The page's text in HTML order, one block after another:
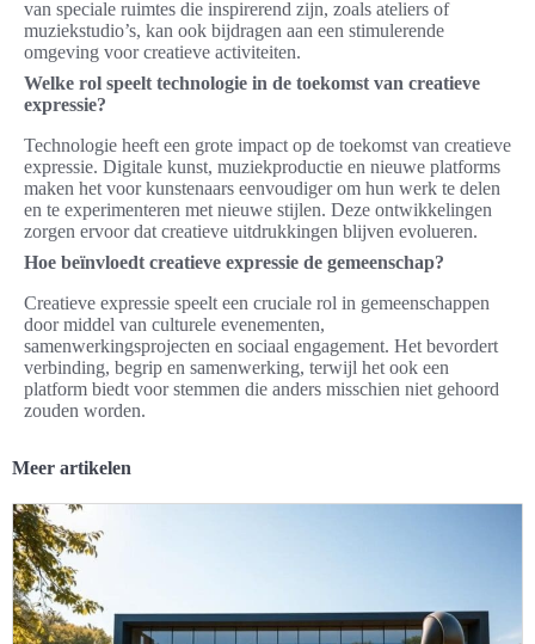
van speciale ruimtes die inspirerend zijn, zoals ateliers of
muziekstudio’s, kan ook bijdragen aan een stimulerende
omgeving voor creatieve activiteiten.
Welke rol speelt technologie in de toekomst van creatieve
expressie?
Technologie heeft een grote impact op de toekomst van creatieve
expressie. Digitale kunst, muziekproductie en nieuwe platforms
maken het voor kunstenaars eenvoudiger om hun werk te delen
en te experimenteren met nieuwe stijlen. Deze ontwikkelingen
zorgen ervoor dat creatieve uitdrukkingen blijven evolueren.
Hoe beïnvloedt creatieve expressie de gemeenschap?
Creatieve expressie speelt een cruciale rol in gemeenschappen
door middel van culturele evenementen,
samenwerkingsprojecten en sociaal engagement. Het bevordert
verbinding, begrip en samenwerking, terwijl het ook een
platform biedt voor stemmen die anders misschien niet gehoord
zouden worden.
Meer artikelen